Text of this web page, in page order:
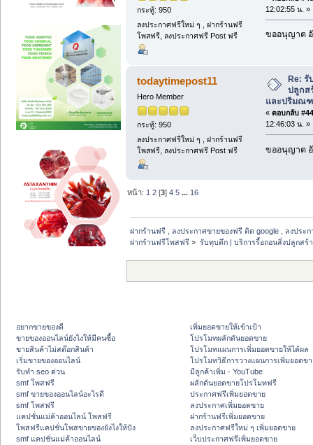
กระทู้: 950
ลงประกาศฟรีใหม่ ๆ , ฝากร้านฟรี
โพสฟรี, ลงประกาศฟรี Post ฟรี
12:02:55 น. »
ขออนุญาต
todaytimepost11
Hero Member
กระทู้: 950
ลงประกาศฟรีใหม่ ๆ , ฝากร้านฟรี
โพสฟรี, ลงประกาศฟรี Post ฟรี
Re: รั
ปลูกส
และปริมณ
« ตอบกลับ
12:46:03 น. »
ขออนุญาต
หน้า: 1 2 [3]4 5 ... 16
ฝากร้านฟรี , ลงประกาศขายของฟรี ติด google , ลงประ
ฝากร้านฟรีโพสฟรี » รับทุบตึก | บริการรื้อถอนสิ่งปลูกส
อยากขายของดี
ขายของออนไลน์ยังไงให้มีคนซื้อ
ขายสินค้าไม่สต๊อกสินค้า
เริ่มขายของออนไลน์
รับทำ seo ด่วน
smf โพสฟรี
smf ขายของออนไลน์อะไรดี
smf โพสฟรี
แคปชั่นแม่ค้าออนไลน์ โพสฟรี
โพสฟรีแคปชั่นโพสขายของยังไงให้ปัง
smf แคปชั่นแม่ค้าออนไลน์
เพิ่มยอดขายให้เข้าเป้า
โปรโมทผลักดันยอดขาย
โปรโมทแผนการเพิ่มยอดขายให้ได้ผล
โปรโมทวิธีการวางแผนการเพิ่มยอดข
มีลูกค้าเพิ่ม - YouTube
ผลักดันยอดขายโปรโมทฟรี
ประกาศฟรีเพิ่มยอดขาย
ลงประกาศเพิ่มยอดขาย
ฝากร้านฟรีเพิ่มยอดขาย
ลงประกาศฟรีใหม่ ๆ เพิ่มยอดขาย
เว็บประกาศฟรีเพิ่มยอดขาย